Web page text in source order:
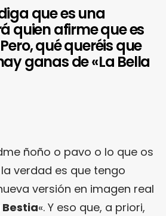
que es una
quien afirme que es
qué queréis que
ganas de «La Bella
ñoño o pavo o lo que os
verdad es que tengo
versión en imagen real
Bestia«. Y eso que, a priori,